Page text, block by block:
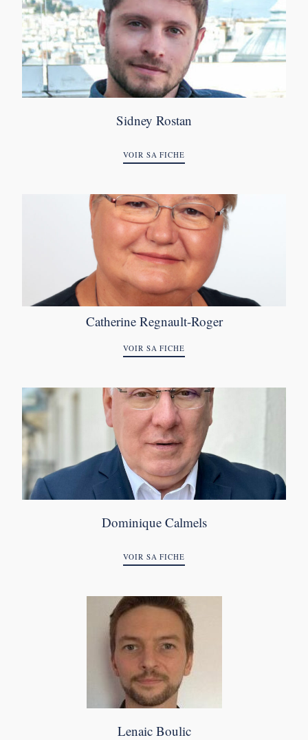
Sidney Rostan
VOIR SA FICHE
Catherine Regnault-Roger
VOIR SA FICHE
Dominique Calmels​
VOIR SA FICHE
Lenaic Boulic​